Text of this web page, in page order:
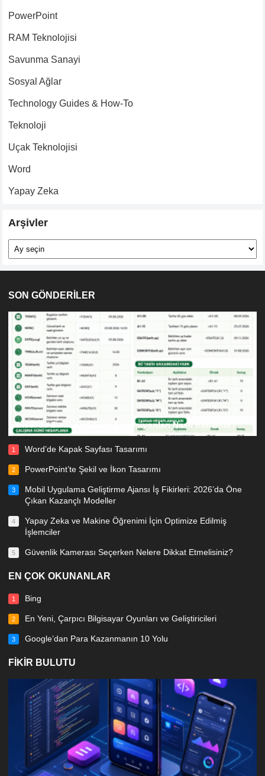
PowerPoint
RAM Teknolojisi
Savunma Sanayi
Sosyal Ağlar
Technology Guides & How-To
Teknoloji
Uçak Teknolojisi
Word
Yapay Zeka
Arşivler
Arşivler
SON GÖNDERİLER
Excel’de Zaman ve Tarih Fonksiyonları Nasıl Kullanılır?
1 Word’de Kapak Sayfası Tasarımı
2 PowerPoint’te Şekil ve İkon Tasarımı
3
Mobil Uygulama Geliştirme Ajansı İş Fikirleri: 2026’da Öne
Çıkan Kazançlı Modeller
4
Yapay Zeka ve Makine Öğrenimi İçin Optimize Edilmiş
İşlemciler
5 Güvenlik Kamerası Seçerken Nelere Dikkat Etmelisiniz?
EN ÇOK OKUNANLAR
1 Bing
2 En Yeni, Çarpıcı Bilgisayar Oyunları ve Geliştiricileri
3 Google’dan Para Kazanmanın 10 Yolu
FIKIR BULUTU